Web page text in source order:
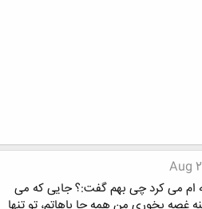
Aug
ام می کرد چی بهم گفت:؟ جایی که می